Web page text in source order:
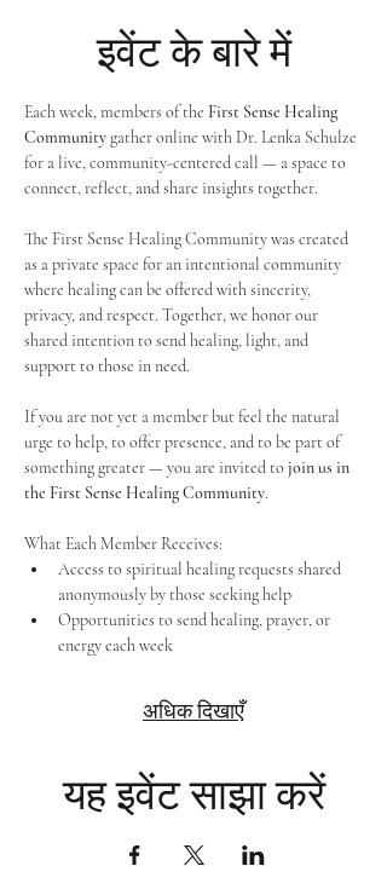
इवेंट के बारे में
Each week, members of the First Sense Healing
Community gather online with Dr. Lenka Schulze
for a live, community-centered call — a space to
connect, reflect, and share insights together.
The First Sense Healing Community was created
as a private space for an intentional community
where healing can be offered with sincerity,
privacy, and respect. Together, we honor our
shared intention to send healing, light, and
support to those in need.
If you are not yet a member but feel the natural
urge to help, to offer presence, and to be part of
something greater — you are invited to join us in
the First Sense Healing Community.
What Each Member Receives:
Access to spiritual healing requests shared
anonymously by those seeking help
Opportunities to send healing, prayer, or
energy each week
अधिक दिखाएँ
यह इवेंट साझा करें